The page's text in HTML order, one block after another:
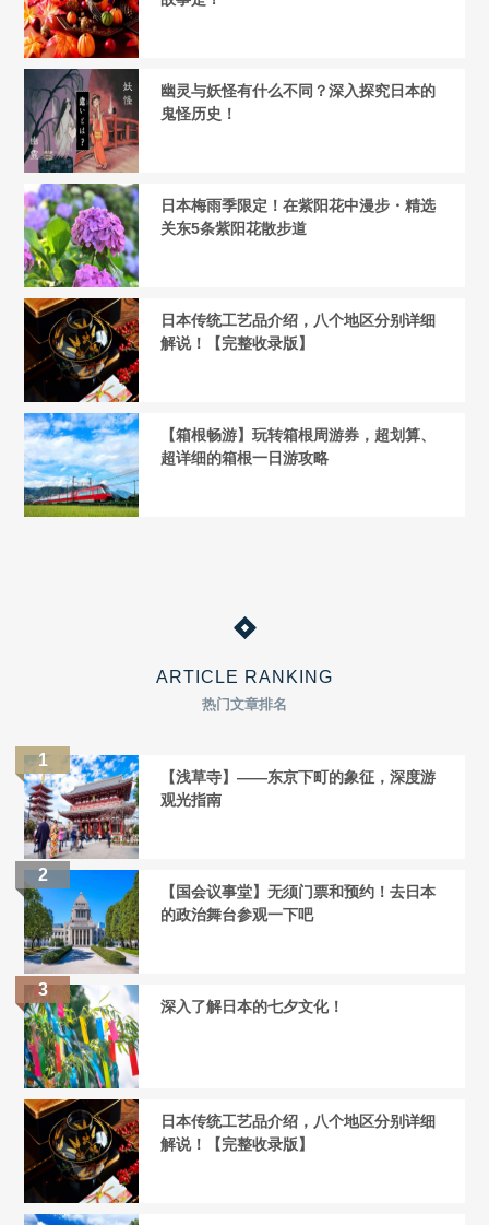
幽灵与妖怪有什么不同？深入探究日本的
鬼怪历史！
日本梅雨季限定！在紫阳花中漫步・精选
关东5条紫阳花散步道
日本传统工艺品介绍，八个地区分别详细
解说！【完整收录版】
【箱根畅游】玩转箱根周游券，超划算、
超详细的箱根一日游攻略
ARTICLE RANKING
热门文章排名
【浅草寺】——东京下町的象征，深度游
观光指南
【国会议事堂】无须门票和预约！去日本
的政治舞台参观一下吧
深入了解日本的七夕文化！
日本传统工艺品介绍，八个地区分别详细
解说！【完整收录版】